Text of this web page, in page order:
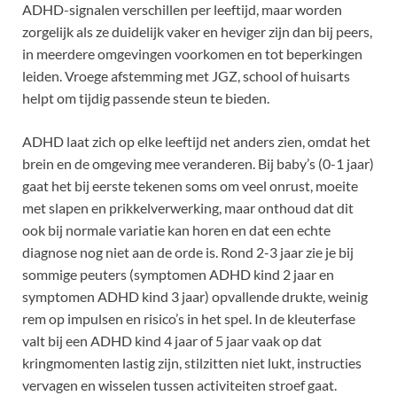
ADHD-signalen verschillen per leeftijd, maar worden
zorgelijk als ze duidelijk vaker en heviger zijn dan bij peers,
in meerdere omgevingen voorkomen en tot beperkingen
leiden. Vroege afstemming met JGZ, school of huisarts
helpt om tijdig passende steun te bieden.
ADHD laat zich op elke leeftijd net anders zien, omdat het
brein en de omgeving mee veranderen. Bij baby’s (0-1 jaar)
gaat het bij eerste tekenen soms om veel onrust, moeite
met slapen en prikkelverwerking, maar onthoud dat dit
ook bij normale variatie kan horen en dat een echte
diagnose nog niet aan de orde is. Rond 2-3 jaar zie je bij
sommige peuters (symptomen ADHD kind 2 jaar en
symptomen ADHD kind 3 jaar) opvallende drukte, weinig
rem op impulsen en risico’s in het spel. In de kleuterfase
valt bij een ADHD kind 4 jaar of 5 jaar vaak op dat
kringmomenten lastig zijn, stilzitten niet lukt, instructies
vervagen en wisselen tussen activiteiten stroef gaat.